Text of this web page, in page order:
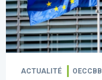
ACTUALITÉ OECCBB